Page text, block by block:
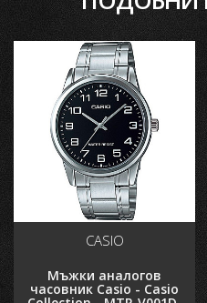
Безплатна доставка за
Основни
Гаранция
Серии
Материал Каишка/
Форма корпус
Механизъм
Циферблат
CASIO
Мъжки аналогов
часовник Casio - Casio